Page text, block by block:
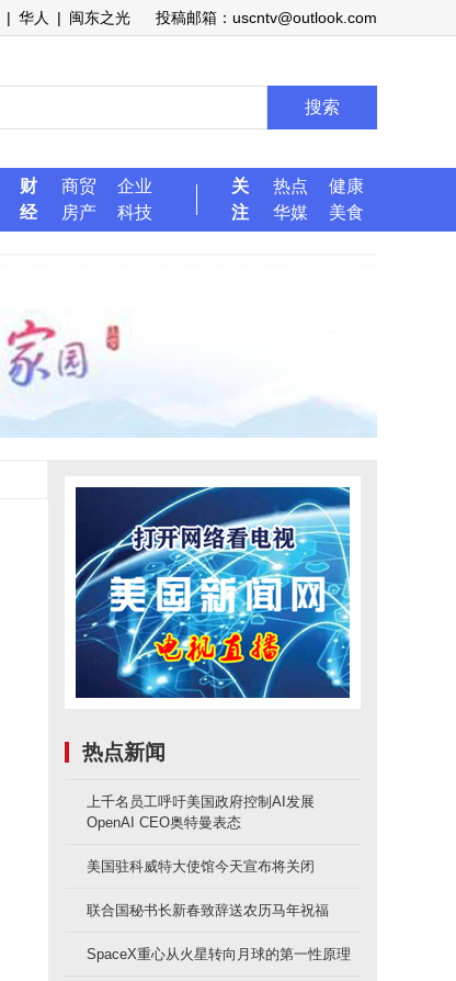
| 华人 | 闽东之光 投稿邮箱：uscntv@outlook.com
搜索
财
经
商贸
企业
房产
科技
关
注
热点
健康
华媒
美食
热点新闻
上千名员工呼吁美国政府控制AI发展
OpenAI CEO奥特曼表态
美国驻科威特大使馆今天宣布将关闭
联合国秘书长新春致辞送农历马年祝福
SpaceX重心从火星转向月球的第一性原理